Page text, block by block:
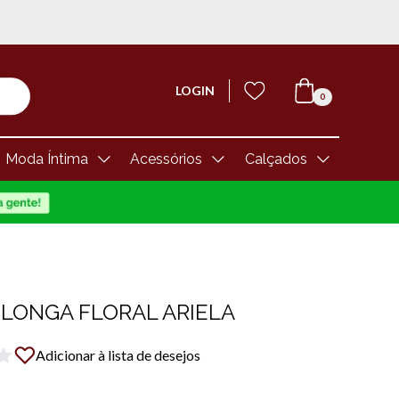
LOGIN 0
Moda Íntima Acessórios Calçados
FLORAL ARIELA
Adicionar à lista de desejos